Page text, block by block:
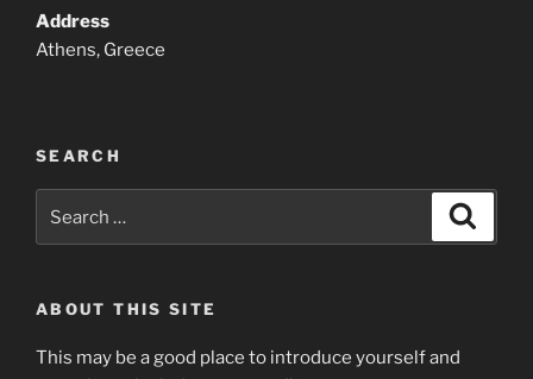
Address
Athens, Greece
SEARCH
for:
ABOUT THIS SITE
This may be a good place to introduce yourself and